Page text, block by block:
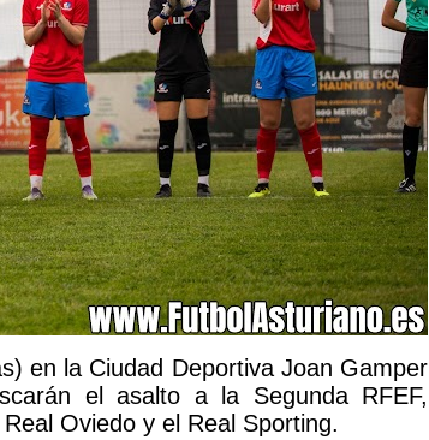
en la Ciudad Deportiva Joan Gamper
el asalto a la Segunda RFEF,
Oviedo y el Real Sporting.